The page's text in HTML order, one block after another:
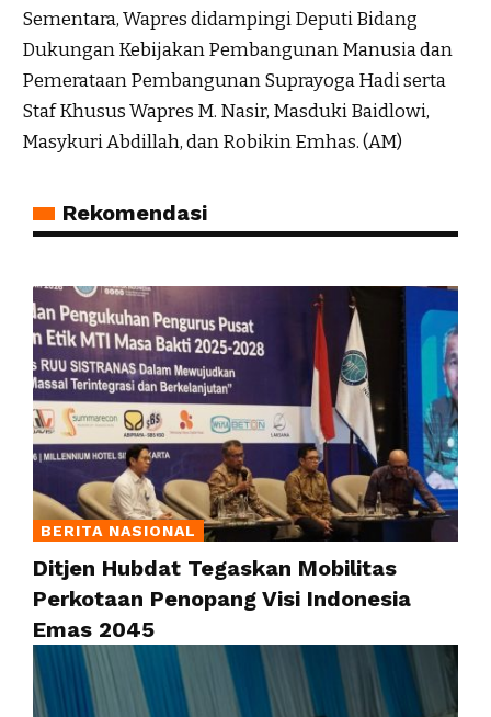
Sementara, Wapres didampingi Deputi Bidang
Dukungan Kebijakan Pembangunan Manusia dan
Pemerataan Pembangunan Suprayoga Hadi serta
Staf Khusus Wapres M. Nasir, Masduki Baidlowi,
Masykuri Abdillah, dan Robikin Emhas. (AM)
Rekomendasi
BERITA NASIONAL
Ditjen Hubdat Tegaskan Mobilitas
Perkotaan Penopang Visi Indonesia
Emas 2045